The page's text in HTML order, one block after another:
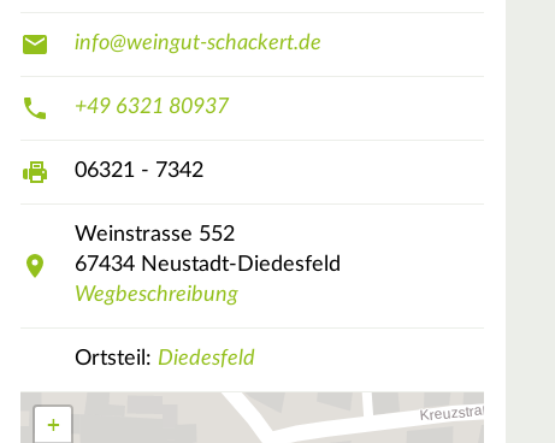
info@weingut-schackert.de
+49 6321 80937
06321 - 7342
Weinstrasse 552
67434 Neustadt-Diedesfeld
Wegbeschreibung
Ortsteil: Diedesfeld
+